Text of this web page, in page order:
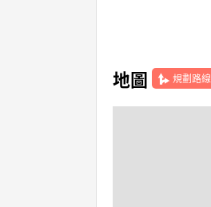
地圖 規劃路線